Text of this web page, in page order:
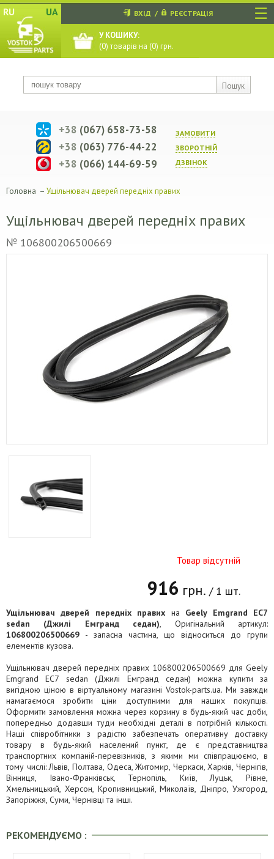
☰
RU UA
Пошук
ВХІД / РЕЄСТРАЦІЯ
У КОШИКУ:
(0) товарів на (0) грн.
ЗАМОВИТИ
ЗВОРОТНIЙ
ДЗВIНОК
+38 (067) 658-73-58
+38 (063) 776-44-22
+38 (066) 144-69-59
Головна – Ущільнювач дверей передніх правих
Ущільнювач дверей передніх правих
№ 106800206500669
Товар відсутній
916 грн. / 1 шт.
Ущільнювач дверей передніх правих на Geely Emgrand EC7
sedan (Джилі Емгранд седан), Оригінальний артикул:
106800206500669 - запасна частина, що відноситься до групи
елементів кузова.
Ущільнювач дверей передніх правих 106800206500669 для Geely
Emgrand EC7 sedan (Джилі Емгранд седан) можна купити за
вигідною ціною в віртуальному магазині Vostok-parts.ua. Ми завжди
намагаємося зробити ціни доступними для наших покупців.
Оформити замовлення можна через корзину в будь-який час доби,
попередньо додавши туди необхідні деталі в потрібній кількості.
Наші співробітники з радістю забезпечать оперативну доставку
товару в будь-який населений пункт, де є представництва
транспортних компаній-перевізників, з якими ми співпрацюємо, в
тому числі: Львів, Полтава, Одеса, Житомир, Черкаси, Харків, Чернігів,
Вінниця, Івано-Франківськ, Тернопіль, Київ, Луцьк, Рівне,
Хмельницький, Херсон, Кропивницький, Миколаїв, Дніпро, Ужгород,
Запоріжжя, Суми, Чернівці та інші.
РЕКОМЕНДУЄМО :